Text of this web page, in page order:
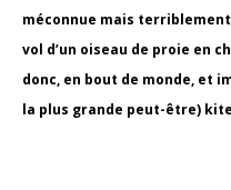
méconnue mais
vol d’un oiseau de proie en
donc, en bout de monde, et
la plus grande peut-être)